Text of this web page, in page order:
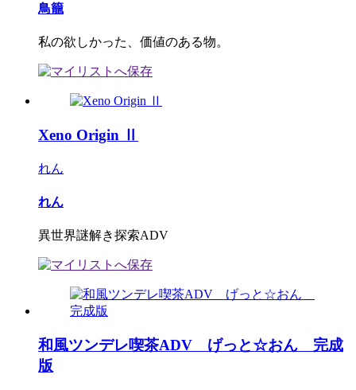
鳥籠
私の欲しかった、価値のある物。
Xeno Origin Ⅱ
れん
れん
異世界謎解き探索ADV
和風ツンデレ喫茶ADV げっと☆おん 完成
版